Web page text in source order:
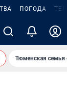
ПОГОДА
Тюменская семья